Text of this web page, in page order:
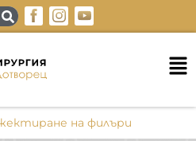
на филъри